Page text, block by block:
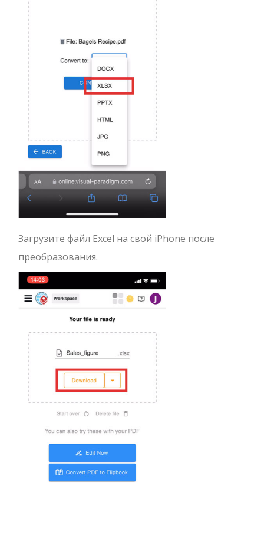
Загрузите файл Excel на свой iPhone после
преобразования.